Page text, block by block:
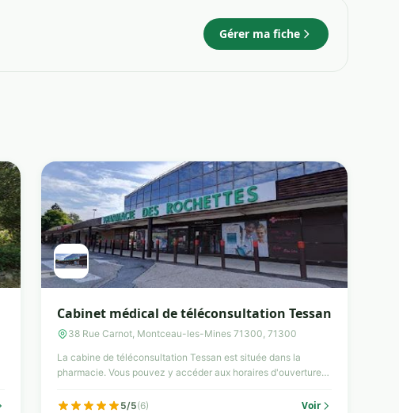
Gérer ma fiche
Cabinet médical de téléconsultation Tessan
38 Rue Carnot, Montceau-les-Mines 71300, 71300
La cabine de téléconsultation Tessan est située dans la
pharmacie. Vous pouvez y accéder aux horaires d'ouverture
5/5(6) Voir